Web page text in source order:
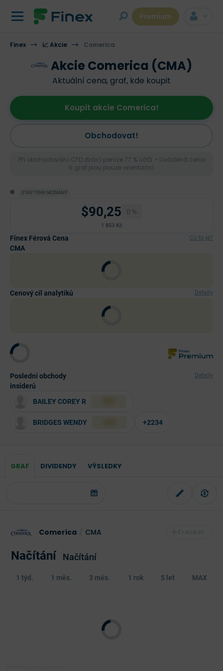
Premium
Finex 📈 Akcie Comerica
Akcie Comerica (CMA)
Aktuální cena, graf, kde koupit
Obchodovat!
Koupit akcie Comerica!
Při obchodování CFD ztrácí peníze 77 % účtů. • Uváděná cena
a graf jsou pouze orientační.
STAV TRHU NEZNÁMÝ
$90,25 0 %
1 853 Kč
Finex Férová Cena
CMA
Co to je?
Cenový cíl analytiků Detaily
Poslední obchody
insiderů
Detaily
BAILEY COREY R
BRIDGES WENDY +2234
GRAF DIVIDENDY VÝSLEDKY
Comerica CMA
Načítání Načítání
1 týd. 1 měs. 3 měs. 1 rok 5 let MAX